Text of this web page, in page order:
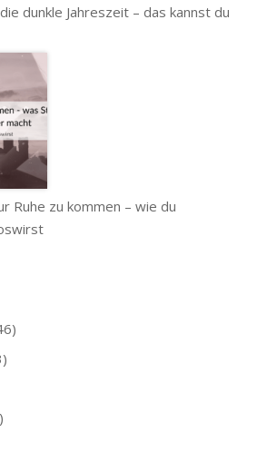
dunkle Jahreszeit – das kannst du
Ruhe zu kommen – wie du